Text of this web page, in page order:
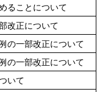
ることについて
改正について
の一部改正について
の一部改正について
いて